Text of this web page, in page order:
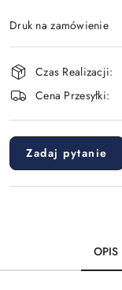
Druk na zamówienie
Dostępność
i
dostawa
Czas Realizacji:
Cena Przesyłki:
Zadaj pytanie
OPIS